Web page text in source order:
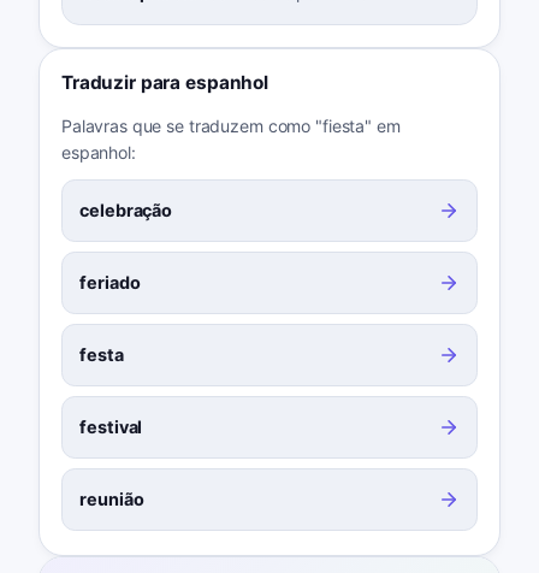
Traduzir para espanhol
Palavras que se traduzem como "fiesta" em
espanhol:
celebração
feriado
festa
festival
reunião